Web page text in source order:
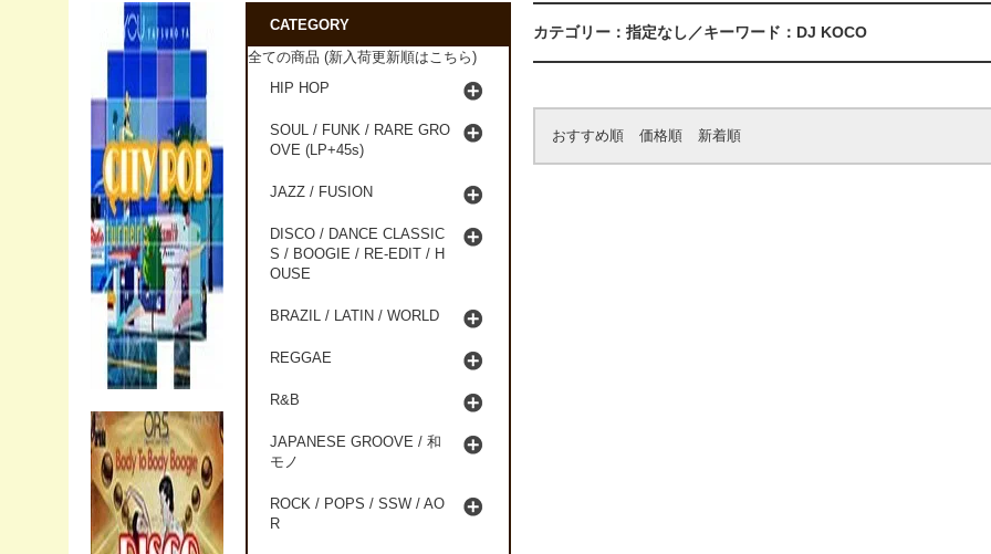
カテゴリー：指定なし／キーワード：DJ KOCO
おすすめ順 価格順 新着順
CATEGORY
全ての商品 (新入荷更新順はこちら)
HIP HOP
SOUL / FUNK / RARE GRO
OVE (LP+45s)
JAZZ / FUSION
DISCO / DANCE CLASSIC
S / BOOGIE / RE-EDIT / H
OUSE
BRAZIL / LATIN / WORLD
REGGAE
R&B
JAPANESE GROOVE / 和
モノ
ROCK / POPS / SSW / AO
R